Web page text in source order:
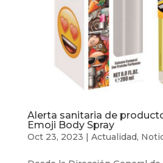
Alerta sanitaria de
Emoji Body Spray
Oct 23, 2023 | Actualidad,